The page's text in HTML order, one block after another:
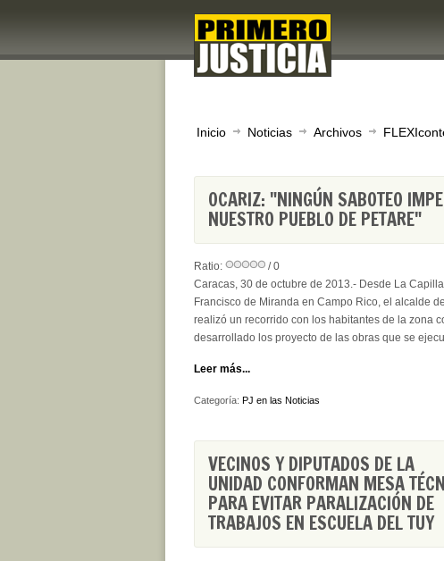
Inicio Noticias Archivos
OCARIZ: "NINGÚN SABOTEO
NUESTRO PUEBLO DE PETARE"
Ratio:
/ 0
Caracas, 30 de octubre de 2013.- Desde La
Francisco de Miranda en Campo Rico, el alcalde
realizó un recorrido con los habitantes de la zona
desarrollado los proyecto de las obras que se
Leer más...
Categoría: PJ en las Noticias
VECINOS Y DIPUTADOS DE LA
UNIDAD CONFORMAN MESA
PARA EVITAR PARALIZACIÓN DE
TRABAJOS EN ESCUELA DEL TUY